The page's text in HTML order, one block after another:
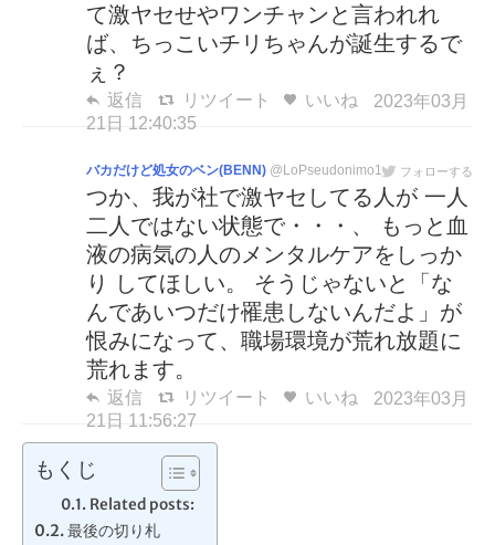
て激ヤセせやワンチャンと言われれ
ば、ちっこいチリちゃんが誕生するで
ぇ？
返信 リツイート いいね
2023年03月
21日 12:40:35
バカだけど処女のベン(BENN) @LoPseudonimo1 フォローする
つか、我が社で激ヤセしてる人が 一人
二人ではない状態で・・・、 もっと血
液の病気の人のメンタルケアをしっか
り してほしい。 そうじゃないと「な
んであいつだけ罹患しないんだよ」が
恨みになって、職場環境が荒れ放題に
荒れます。
返信 リツイート いいね
2023年03月
21日 11:56:27
もくじ
Related posts:
最後の切り札